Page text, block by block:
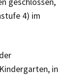
4) im
in